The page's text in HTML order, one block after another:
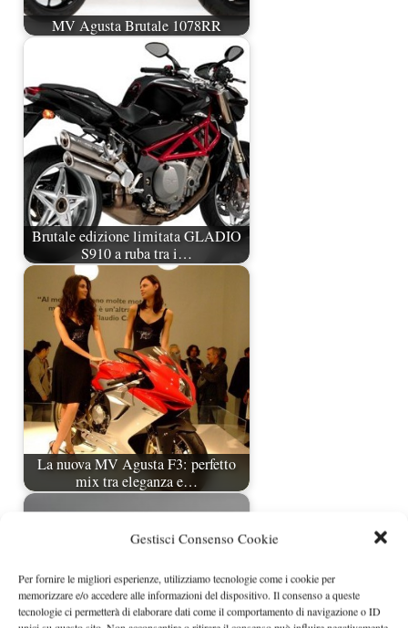
Gestisci Consenso Cookie
Per fornire le migliori esperienze, utilizziamo tecnologie come i cookie per
memorizzare e/o accedere alle informazioni del dispositivo. Il consenso a queste
tecnologie ci permetterà di elaborare dati come il comportamento di navigazione o ID
MV Agusta Brutale 1078RR
Brutale edizione limitata GLADIO
S910 a ruba tra i…
La nuova MV Agusta F3: perfetto
mix tra eleganza e…